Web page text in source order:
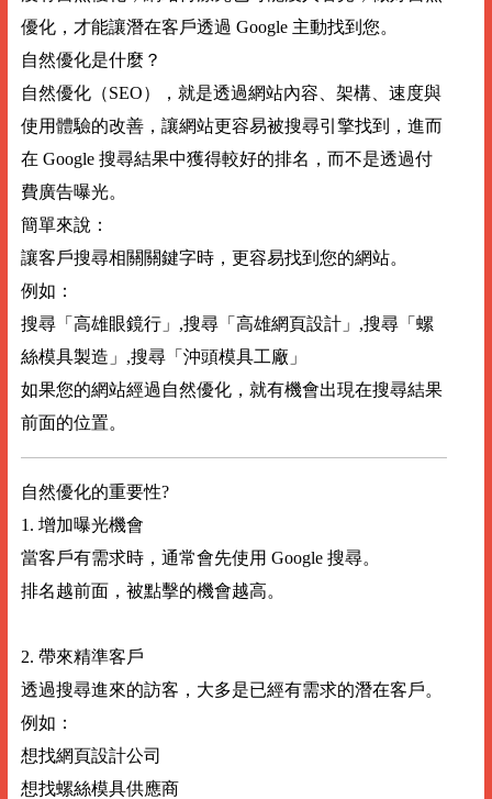
優化，才能讓潛在客戶透過 Google 主動找到您。
自然優化是什麼？
自然優化（SEO），就是透過網站內容、架構、速度與
使用體驗的改善，讓網站更容易被搜尋引擎找到，進而
在 Google 搜尋結果中獲得較好的排名，而不是透過付
費廣告曝光。
簡單來說：
讓客戶搜尋相關關鍵字時，更容易找到您的網站。
例如：
搜尋「高雄眼鏡行」,搜尋「高雄網頁設計」,搜尋「螺
絲模具製造」,搜尋「沖頭模具工廠」
如果您的網站經過自然優化，就有機會出現在搜尋結果
前面的位置。
自然優化的重要性?
1. 增加曝光機會
當客戶有需求時，通常會先使用 Google 搜尋。
排名越前面，被點擊的機會越高。
2. 帶來精準客戶
透過搜尋進來的訪客，大多是已經有需求的潛在客戶。
例如：
想找網頁設計公司
想找螺絲模具供應商